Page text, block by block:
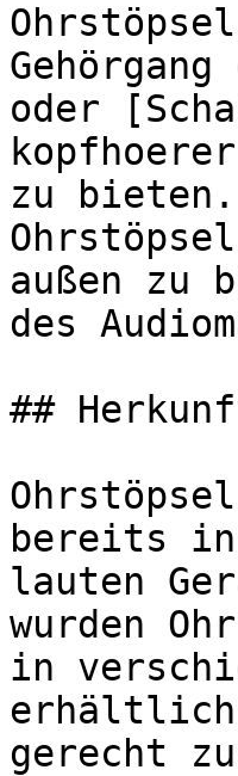
oder
zu bieten.
außen zu
des
##
bereits in
lauten
wurden
in
gerecht